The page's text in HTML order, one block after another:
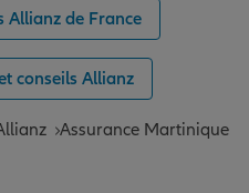
Allianz de France
conseils Allianz
Assurance Martinique